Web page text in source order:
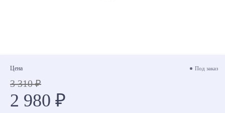
Цена Под заказ
3 310 ₽
2 980 ₽